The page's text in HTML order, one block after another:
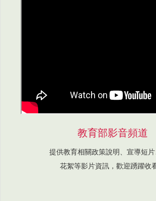
教育部影音頻道
提供教育相關政策說明、宣導短
花絮等影片資訊，歡迎踴躍收